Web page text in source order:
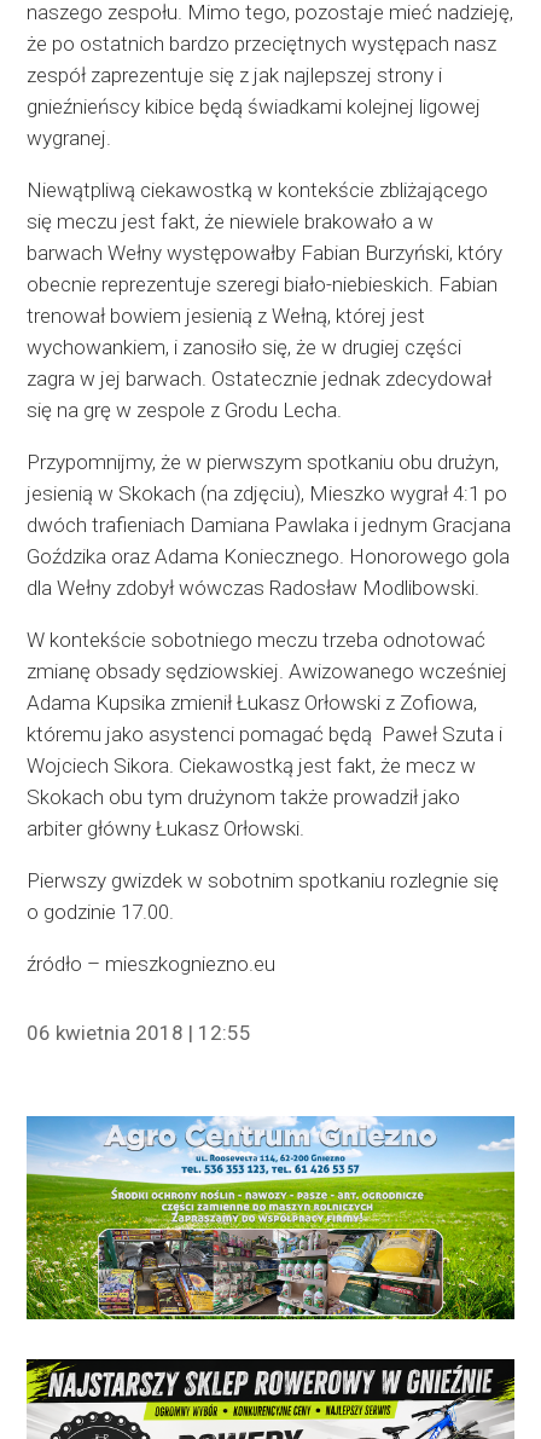
naszego zespołu. Mimo tego, pozostaje mieć nadzieję,
że po ostatnich bardzo przeciętnych występach nasz
zespół zaprezentuje się z jak najlepszej strony i
gnieźnieńscy kibice będą świadkami kolejnej ligowej
wygranej.
Niewątpliwą ciekawostką w kontekście zbliżającego
się meczu jest fakt, że niewiele brakowało a w
barwach Wełny występowałby Fabian Burzyński, który
obecnie reprezentuje szeregi biało-niebieskich. Fabian
trenował bowiem jesienią z Wełną, której jest
wychowankiem, i zanosiło się, że w drugiej części
zagra w jej barwach. Ostatecznie jednak zdecydował
się na grę w zespole z Grodu Lecha.
Przypomnijmy, że w pierwszym spotkaniu obu drużyn,
jesienią w Skokach (na zdjęciu), Mieszko wygrał 4:1 po
dwóch trafieniach Damiana Pawlaka i jednym Gracjana
Goździka oraz Adama Koniecznego. Honorowego gola
dla Wełny zdobył wówczas Radosław Modlibowski.
W kontekście sobotniego meczu trzeba odnotować
zmianę obsady sędziowskiej. Awizowanego wcześniej
Adama Kupsika zmienił Łukasz Orłowski z Zofiowa,
któremu jako asystenci pomagać będą Paweł Szuta i
Wojciech Sikora. Ciekawostką jest fakt, że mecz w
Skokach obu tym drużynom także prowadził jako
arbiter główny Łukasz Orłowski.
Pierwszy gwizdek w sobotnim spotkaniu rozlegnie się
o godzinie 17.00.
źródło – mieszkogniezno.eu
06 kwietnia 2018 | 12:55